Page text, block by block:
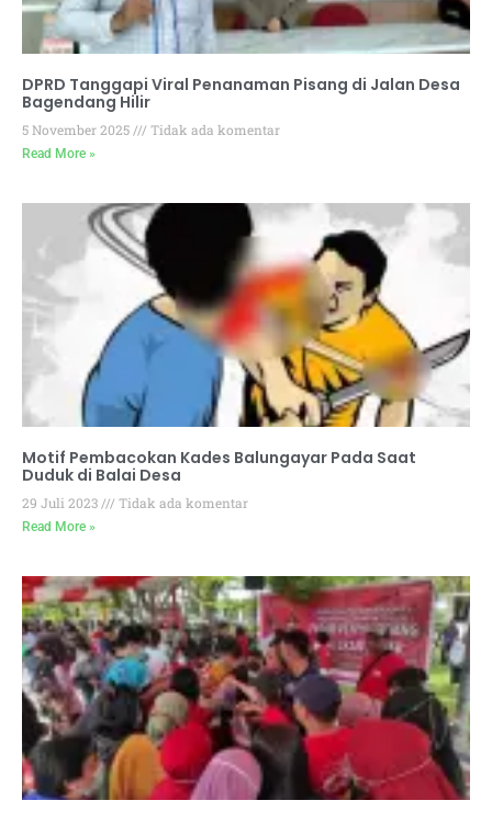
DPRD Tanggapi Viral Penanaman Pisang di Jalan Desa
Bagendang Hilir
5 November 2025 Tidak ada komentar
Read More »
Motif Pembacokan Kades Balungayar Pada Saat
Duduk di Balai Desa
29 Juli 2023 Tidak ada komentar
Read More »